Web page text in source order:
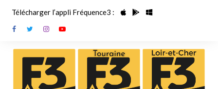
contenu
Télécharger l’appli Fréquence3 :